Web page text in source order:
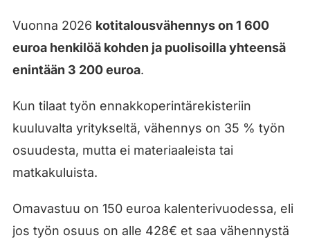
Vuonna 2026 kotitalousvähennys on 1 600
euroa henkilöä kohden ja puolisoilla yhteensä
enintään 3 200 euroa.
Kun tilaat työn ennakkoperintärekisteriin
kuuluvalta yritykseltä, vähennys on 35 % työn
osuudesta, mutta ei materiaaleista tai
matkakuluista.
Omavastuu on 150 euroa kalenterivuodessa, eli
jos työn osuus on alle 428€ et saa vähennystä